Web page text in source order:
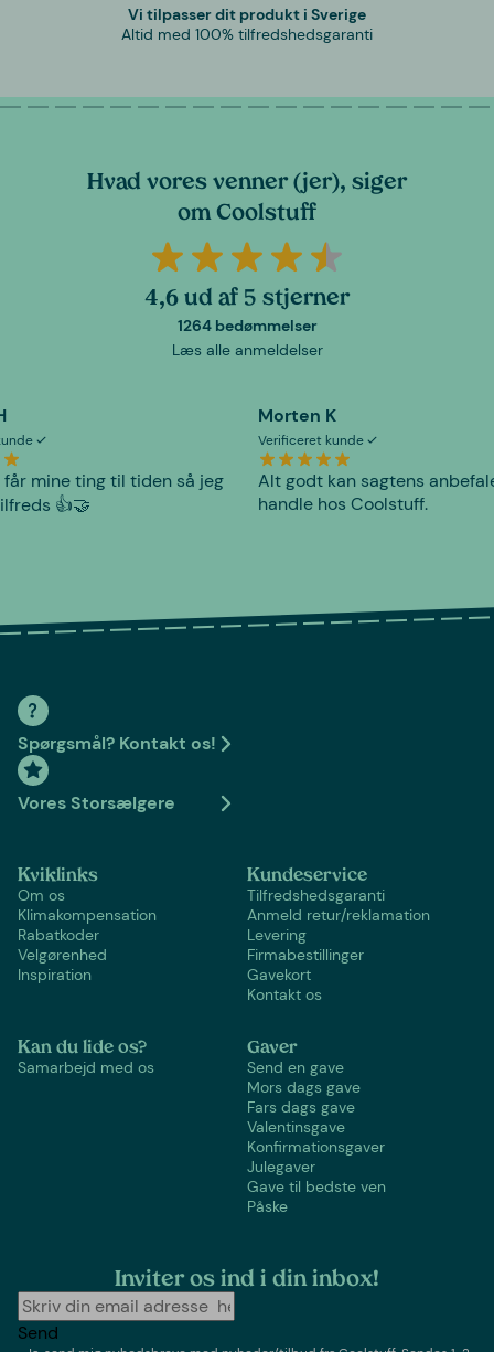
Vi tilpasser dit produkt i Sverige
Altid med 100% tilfredshedsgaranti
Hvad vores venner (jer), siger
om Coolstuff
4,6 ud af 5 stjerner
1264 bedømmelser
Læs alle anmeldelser
får mine ting til tiden så jeg
👍🤝
Morten K
Verificeret kunde
Alt godt kan sagtens
handle hos Coolstuff.
Spørgsmål? Kontakt os!
Vores Storsælgere
Kviklinks
Om os
Klimakompensation
Rabatkoder
Velgørenhed
Inspiration
Kundeservice
Tilfredshedsgaranti
Anmeld retur/reklamation
Levering
Firmabestillinger
Gavekort
Kontakt os
Kan du lide os?
Samarbejd med os
Gaver
Send en gave
Mors dags gave
Fars dags gave
Valentinsgave
Konfirmationsgaver
Julegaver
Gave til bedste ven
Påske
Inviter os ind i din inbox!
Send